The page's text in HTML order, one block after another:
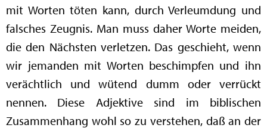
mit Worten töten kann, durch Verleumdung und
falsches Zeugnis. Man muss daher Worte meiden,
die den Nächsten verletzen. Das geschieht, wenn
wir jemanden mit Worten beschimpfen und ihn
verächtlich und wütend dumm oder verrückt
nennen. Diese Adjektive sind im biblischen
Zusammenhang wohl so zu verstehen, daß an der